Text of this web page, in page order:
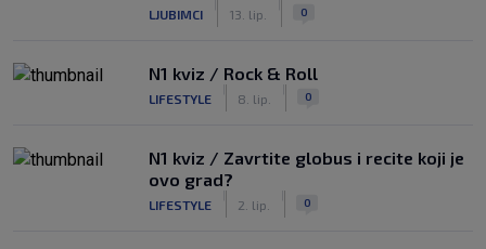
LJUBIMCI 13. lip. 0
N1 kviz / Rock & Roll
LIFESTYLE 8. lip. 0
N1 kviz / Zavrtite globus i recite koji je
ovo grad?
LIFESTYLE 2. lip. 0